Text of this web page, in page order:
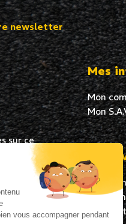
vous accompagner pendant
newsletter
sur ce
acceptez
Mes
Mon
Mon
Mes
Satisfait